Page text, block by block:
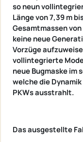
so neun
Länge von 7,39 m
Gesamtmassen
keine neue
Vorzüge
vollintegrierte
neue Bugmaske im
welche die
PKWs ausstrahlt.
Das ausgestellte